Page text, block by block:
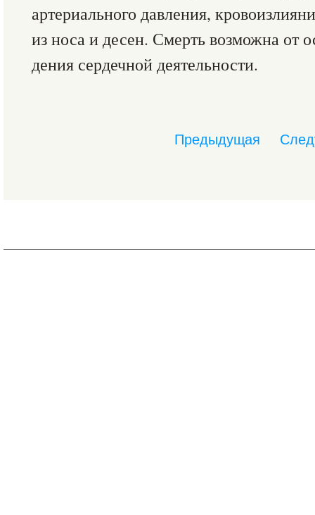
артериаль­ного дав­ления,
из носа и десен. Смерть возможна от
дения сердечной деятельности.
Предыдущая